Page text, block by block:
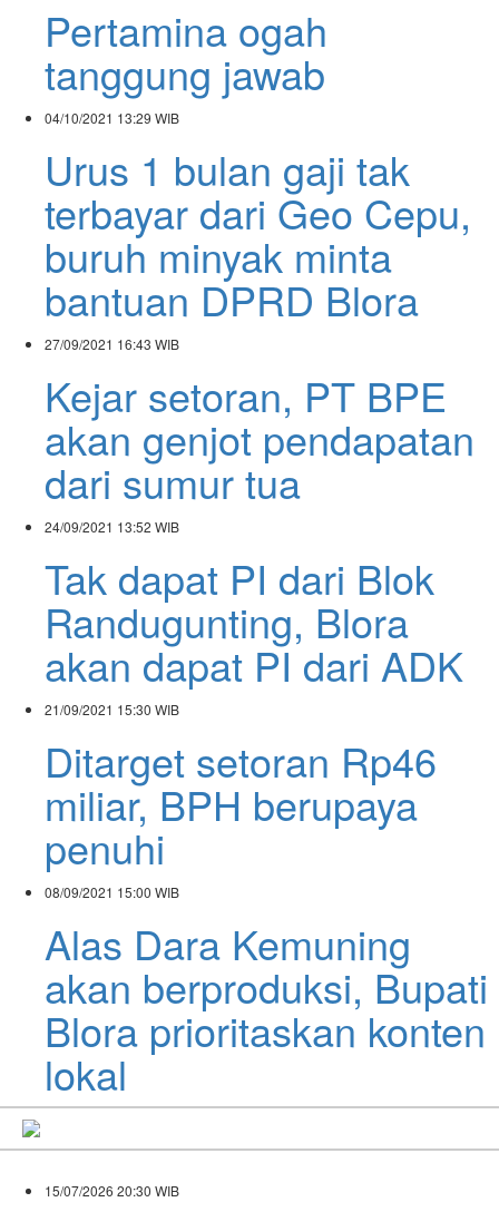
Pertamina ogah
tanggung jawab
04/10/2021 13:29 WIB
Urus 1 bulan gaji tak
terbayar dari Geo Cepu,
buruh minyak minta
bantuan DPRD Blora
27/09/2021 16:43 WIB
Kejar setoran, PT BPE
akan genjot pendapatan
dari sumur tua
24/09/2021 13:52 WIB
Tak dapat PI dari Blok
Randugunting, Blora
akan dapat PI dari ADK
21/09/2021 15:30 WIB
Ditarget setoran Rp46
miliar, BPH berupaya
penuhi
08/09/2021 15:00 WIB
Alas Dara Kemuning
akan berproduksi, Bupati
Blora prioritaskan konten
lokal
15/07/2026 20:30 WIB